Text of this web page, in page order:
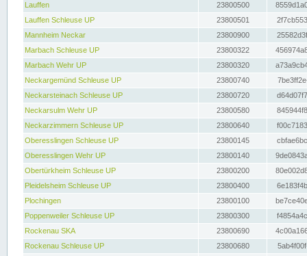
Lauffen
23800500
Lauffen Schleuse UP
23800501
Mannheim Neckar
23800900
Marbach Schleuse UP
23800322
Marbach Wehr UP
23800320
Neckargemünd Schleuse UP
23800740
Neckarsteinach Schleuse UP
23800720
Neckarsulm Wehr UP
23800580
Neckarzimmern Schleuse UP
23800640
Oberesslingen Schleuse UP
23800145
Oberesslingen Wehr UP
23800140
Obertürkheim Schleuse UP
23800200
Pleidelsheim Schleuse UP
23800400
Plochingen
23800100
Poppenweiler Schleuse UP
23800300
Rockenau SKA
23800690
Rockenau Schleuse UP
23800680